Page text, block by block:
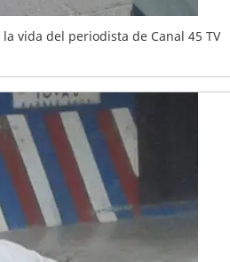
vida del periodista de Canal 45 TV